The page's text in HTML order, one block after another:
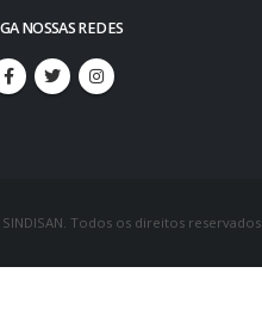
NOSSAS REDES
Todos os direitos reservados